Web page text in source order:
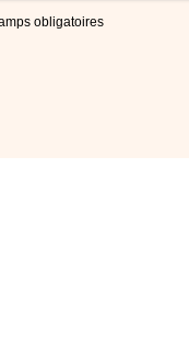
obligatoires